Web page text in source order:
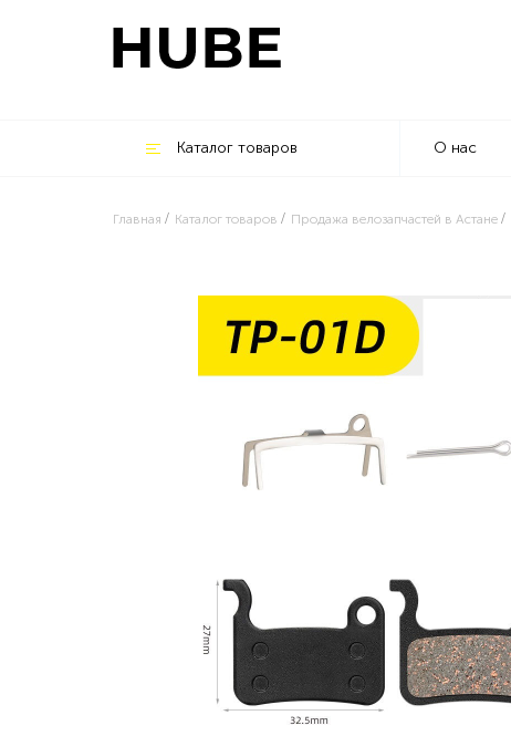
Каталог товаров О нас
Главная Каталог товаров Продажа велозапчастей в Астане